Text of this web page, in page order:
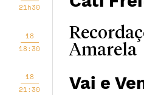
21h30
18
18:30
Amarela
18
21:30
Vai e